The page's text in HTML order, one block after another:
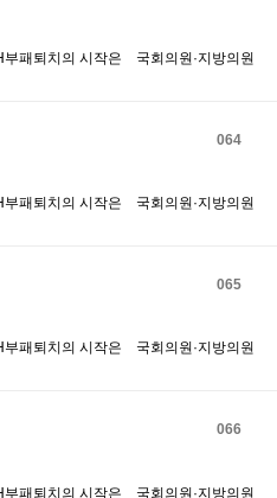
부패퇴치의 시작은 국회의원·지방의원
064
패퇴치의 시작은 국회의원·지방의원
065
패퇴치의 시작은 국회의원·지방의원
066
부패퇴치의 시작은 국회의원·지방의원